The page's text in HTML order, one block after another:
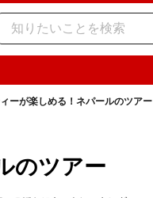
ーが楽しめる！ネパールのツアー
のツアー